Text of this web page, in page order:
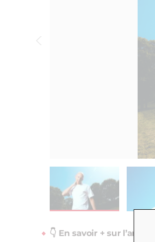
👇 En savoir + sur